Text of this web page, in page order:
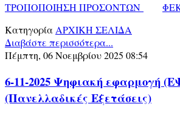
ΤΡΟΠΟΠΟΙΗΣΗ ΠΡΟΣΟΝΤΩΝ
ΚατηγορίαΑΡΧΙΚΗ ΣΕΛΙΔΑ
Διαβάστε περισσότερα...
Πέμπτη, 06 Νοεμβρίου 2025 08:54
6-11-2025 Ψηφιακή εφαρμογή
(Πανελλαδικές Εξετάσεις)